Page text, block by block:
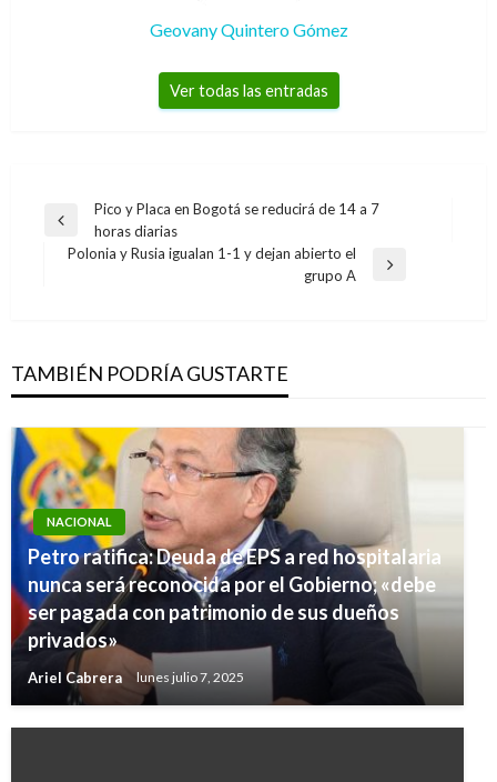
Geovany Quintero Gómez
Ver todas las entradas
Navegación
de
Entrada
anterior
Pico y Placa en Bogotá se reducirá de 14 a 7
horas diarias
Polonia y Rusia igualan 1-1 y dejan abierto el
grupo A
TAMBIÉN PODRÍA GUSTARTE
NACIONAL
Petro ratifica: Deuda de EPS a red hospitalaria
nunca será reconocida por el Gobierno; «debe
ser pagada con patrimonio de sus dueños
privados»
Ariel Cabrera lunes julio 7, 2025